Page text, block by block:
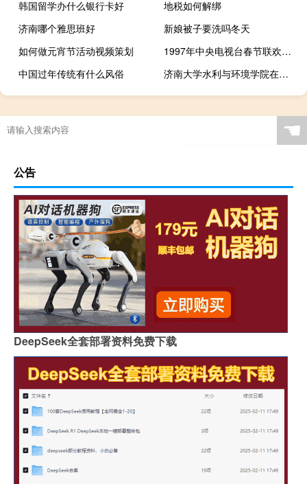
韩国留学办什么银行卡好
地税如何解绑
济南哪个雅思班好
新娘被子要洗吗冬天
如何做元宵节活动视频策划
1997年中央电视台春节联欢晚会百度百科（1997年中央电视台春节联欢晚会）
中国过年传统有什么风俗
济南大学水利与环境学院在哪个校区
☚
公告
DeepSeek全套部署资料免费下载